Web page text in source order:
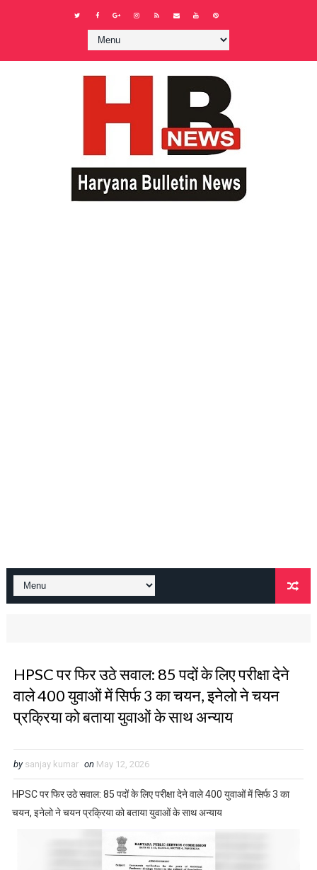
HPSC पर फिर उठे सवाल: 85 पदों के लिए परीक्षा देने
वाले 400 युवाओं में सिर्फ 3 का चयन, इनेलो ने चयन
प्रक्रिया को बताया युवाओं के साथ अन्याय
by sanjay kumar on May 12, 2026
HPSC पर फिर उठे सवाल: 85 पदों के लिए परीक्षा देने वाले 400 युवाओं में सिर्फ 3 का
चयन, इनेलो ने चयन प्रक्रिया को बताया युवाओं के साथ अन्याय